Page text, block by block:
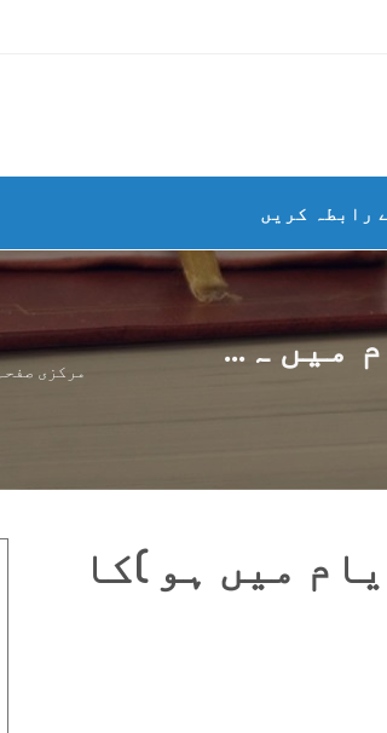
رابطہ کریں
میں ہ... مرکزی
میں ہو )کا